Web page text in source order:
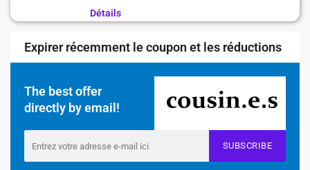
Détails
Expirer récemment le coupon et les réductions
The best offer
directly by email!
SUBSCRIBE